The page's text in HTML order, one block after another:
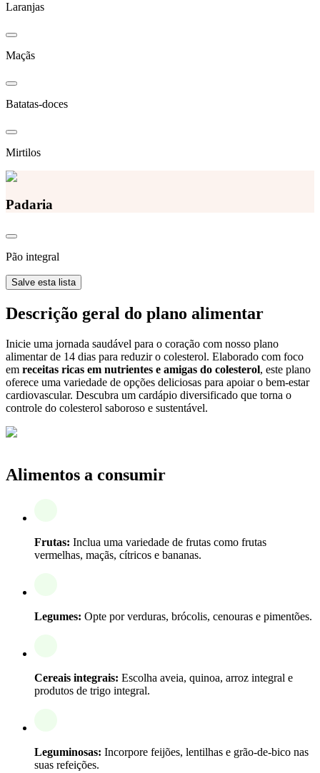
Laranjas
Maçãs
Batatas-doces
Mirtilos
Padaria
Pão integral
Salve esta lista
Descrição geral do plano alimentar
Inicie uma jornada saudável para o coração com nosso plano
alimentar de 14 dias para reduzir o colesterol. Elaborado com foco
em receitas ricas em nutrientes e amigas do colesterol, este plano
oferece uma variedade de opções deliciosas para apoiar o bem-estar
cardiovascular. Descubra um cardápio diversificado que torna o
controle do colesterol saboroso e sustentável.
Alimentos a consumir
Frutas: Inclua uma variedade de frutas como frutas
vermelhas, maçãs, cítricos e bananas.
Legumes: Opte por verduras, brócolis, cenouras e pimentões.
Cereais integrais: Escolha aveia, quinoa, arroz integral e
produtos de trigo integral.
Leguminosas: Incorpore feijões, lentilhas e grão-de-bico nas
suas refeições.